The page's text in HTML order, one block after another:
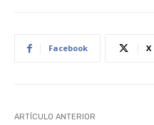
Facebook X
ARTÍCULO ANTERIOR